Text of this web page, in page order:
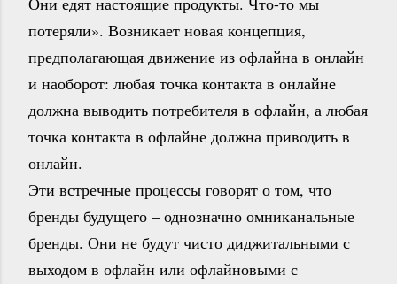
потеряли». Возникает новая концепция,
предполагающая движение из офлайна в онлайн
и наоборот: любая точка контакта в онлайне
должна выводить потребителя в офлайн, а любая
точка контакта в офлайне должна приводить в
онлайн.
Эти встречные процессы говорят о том, что
бренды будущего – однозначно омниканальные
бренды. Они не будут чисто диджитальными с
выходом в офлайн или офлайновыми с